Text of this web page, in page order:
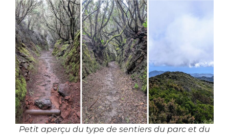
Petit aperçu du type de sentiers du parc et du